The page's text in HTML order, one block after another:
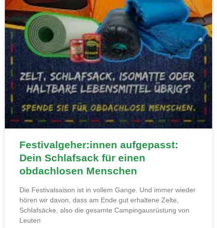
Festivalgeher:innen aufgepasst:
Dein Schlafsack für einen
obdachlosen Menschen
Die Festivalsaison ist in vollem Gange. Und immer wieder
hören wir davon, dass am Ende gut erhaltene Zelte,
Schlafsäcke, also die gesamte Campingausrüstung von
Leuten